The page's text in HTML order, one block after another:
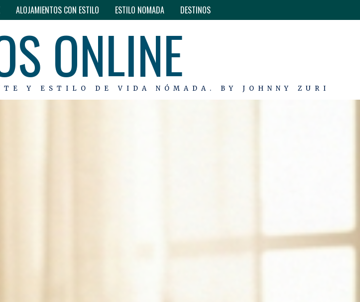
ALOJAMIENTOS CON ESTILO ESTILO NOMADA DESTINOS
ONLINE
Y ESTILO DE VIDA NÓMADA. BY JOHNNY ZURI